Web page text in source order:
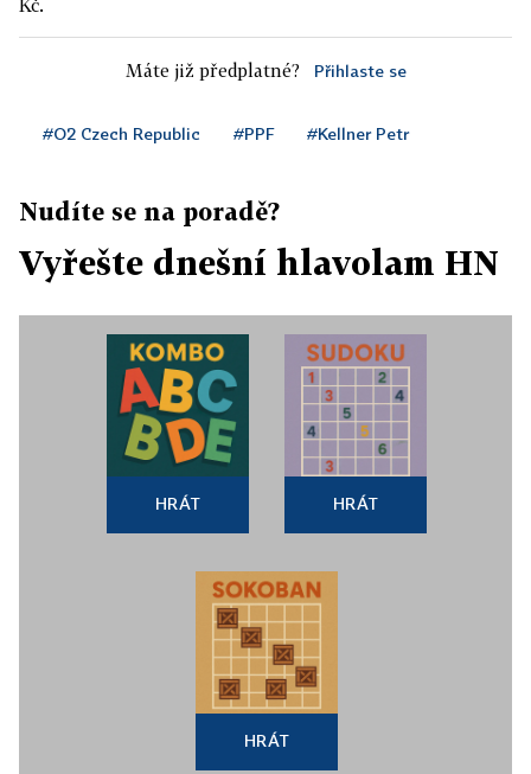
Kč.
Máte již předplatné? Přihlaste se
#O2 Czech Republic #PPF #Kellner Petr
Nudíte se na poradě?
Vyřešte dnešní hlavolam HN
HRÁT HRÁT
HRÁT